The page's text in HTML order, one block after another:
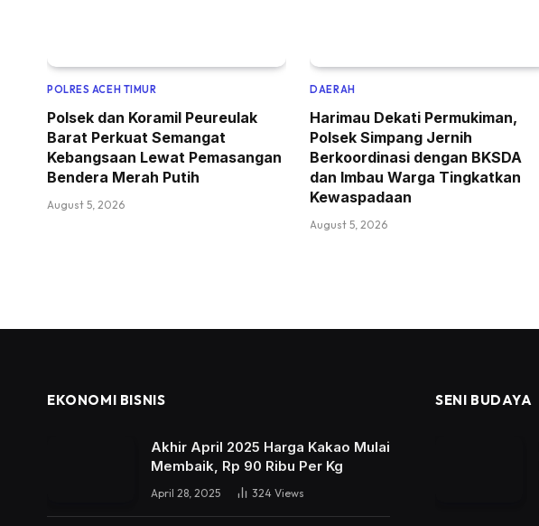
POLRES ACEH TIMUR
Polsek dan Koramil Peureulak
Barat Perkuat Semangat
Kebangsaan Lewat Pemasangan
Bendera Merah Putih
August 5, 2026
DAERAH
Harimau Dekati Permukiman,
Polsek Simpang Jernih
Berkoordinasi dengan BKSDA
dan Imbau Warga Tingkatkan
Kewaspadaan
August 5, 2026
EKONOMI BISNIS
Akhir April 2025 Harga Kakao Mulai
Membaik, Rp 90 Ribu Per Kg
April 28, 2025 324 Views
SENI BUDAYA